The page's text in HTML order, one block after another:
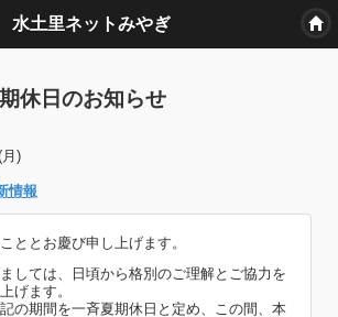
水土里ネットみやぎ
休日のお知らせ
)
情報
ととお慶び申し上げます。
しては、日頃から格別のご理解とご協力を
げます。
の期間を一斉夏期休日と定め、この間、本